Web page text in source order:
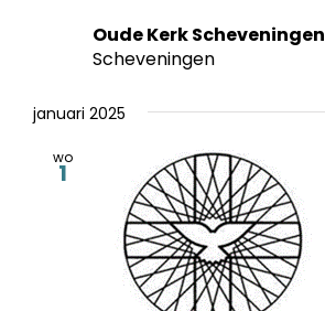
Oude Kerk Scheveningen
Scheveningen
januari 2025
wo
1